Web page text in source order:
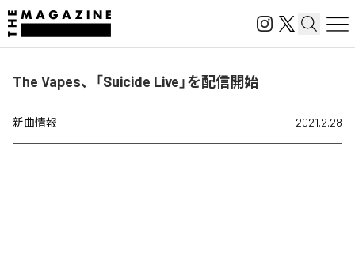
The Vapes、「Suicide Live」を配信開始
新曲情報 2021.2.28